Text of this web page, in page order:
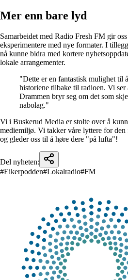
Mer enn bare lyd
Samarbeidet med Radio Fresh FM gir
eksperimentere med nye formater. I
nå kunne bidra med kortere
lokale arrangementer.
"Dette er en fantastisk mulighet til
historiene tilbake til radioen. Vi
Drammen bryr seg om det som
nabolag."
Vi i Buskerud Media er stolte over å
mediemiljø. Vi takker våre lyttere for den
og gleder oss til å høre dere "på lufta"!
Del nyheten:
#Eikerpodden#Lokalradio#FM